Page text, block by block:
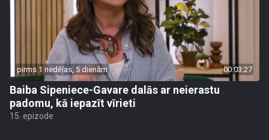
pirms 1 nedēļas, 5 dienām 00:03:27
Baiba Sipeniece-Gavare dalās ar neierastu
padomu, kā iepazīt vīrieti
15. epizode